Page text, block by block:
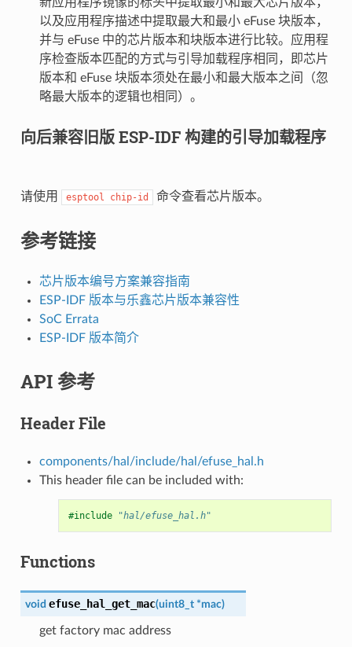
以及应用程序描述中提取最大和最小 eFuse 块版本，
并与 eFuse 中的芯片版本和块版本进行比较。应用程
序检查版本匹配的方式与引导加载程序相同，即芯片
版本和 eFuse 块版本须处在最小和最大版本之间（忽
略最大版本的逻辑也相同）。
向后兼容旧版 ESP-IDF 构建的引导加载程序
请使用 esptool chip-id 命令查看芯片版本。
参考链接
芯片版本编号方案兼容指南
ESP-IDF 版本与乐鑫芯片版本兼容性
SoC Errata
ESP-IDF 版本简介
API 参考
Header File
components/hal/include/hal/efuse_hal.h
This header file can be included with:
#include "hal/efuse_hal.h"
Functions
void efuse_hal_get_mac(uint8_t *mac)
get factory mac address